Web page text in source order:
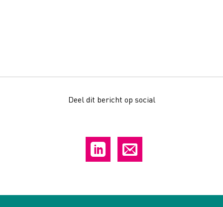
Deel dit bericht op social